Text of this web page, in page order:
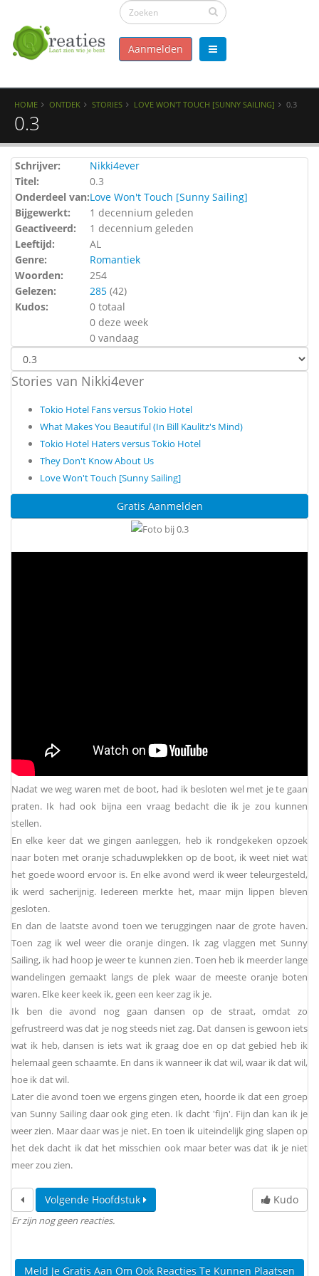
Aanmelden
HOME ONTDEK STORIES LOVE WON'T TOUCH [SUNNY SAILING] 0.3
0.3
Schrijver:
Nikki4ever
Titel:
0.3
Onderdeel van:Love Won't Touch [Sunny Sailing]
Bijgewerkt:
1 decennium geleden
Geactiveerd:
1 decennium geleden
Leeftijd:
AL
Genre:
Romantiek
Woorden:
254
Gelezen:
285 (42)
Kudos:
0 totaal
0 deze week
0 vandaag
Stories van Nikki4ever
Tokio Hotel Fans versus Tokio Hotel
What Makes You Beautiful (In Bill Kaulitz's Mind)
Tokio Hotel Haters versus Tokio Hotel
They Don't Know About Us
Love Won't Touch [Sunny Sailing]
Gratis Aanmelden
Nadat we weg waren met de boot, had ik besloten wel met je te gaan
praten. Ik had ook bijna een vraag bedacht die ik je zou kunnen
stellen.
En elke keer dat we gingen aanleggen, heb ik rondgekeken opzoek
naar boten met oranje schaduwplekken op de boot, ik weet niet wat
het goede woord ervoor is. En elke avond werd ik weer teleurgesteld,
ik werd sacherijnig. Iedereen merkte het, maar mijn lippen bleven
gesloten.
En dan de laatste avond toen we teruggingen naar de grote haven.
Toen zag ik wel weer die oranje dingen. Ik zag vlaggen met Sunny
Sailing, ik had hoop je weer te kunnen zien. Toen heb ik meerder lange
wandelingen gemaakt langs de plek waar de meeste oranje boten
waren. Elke keer keek ik, geen een keer zag ik je.
Ik ben die avond nog gaan dansen op de straat, omdat zo
gefrustreerd was dat je nog steeds niet zag. Dat dansen is gewoon iets
wat ik heb, dansen is iets wat ik graag doe en op dat gebied heb ik
helemaal geen schaamte. En dans ik wanneer ik dat wil, waar ik dat wil,
hoe ik dat wil.
Later die avond toen we ergens gingen eten, hoorde ik dat een groep
van Sunny Sailing daar ook ging eten. Ik dacht 'fijn'. Fijn dan kan ik je
weer zien. Maar daar was je niet. En toen ik uiteindelijk ging slapen op
het dek dacht ik dat het misschien ook maar beter was dat ik je niet
meer zou zien.
Kudo
Volgende Hoofdstuk
Er zijn nog geen reacties.
Meld Je Gratis Aan Om Ook Reacties Te Kunnen Plaatsen